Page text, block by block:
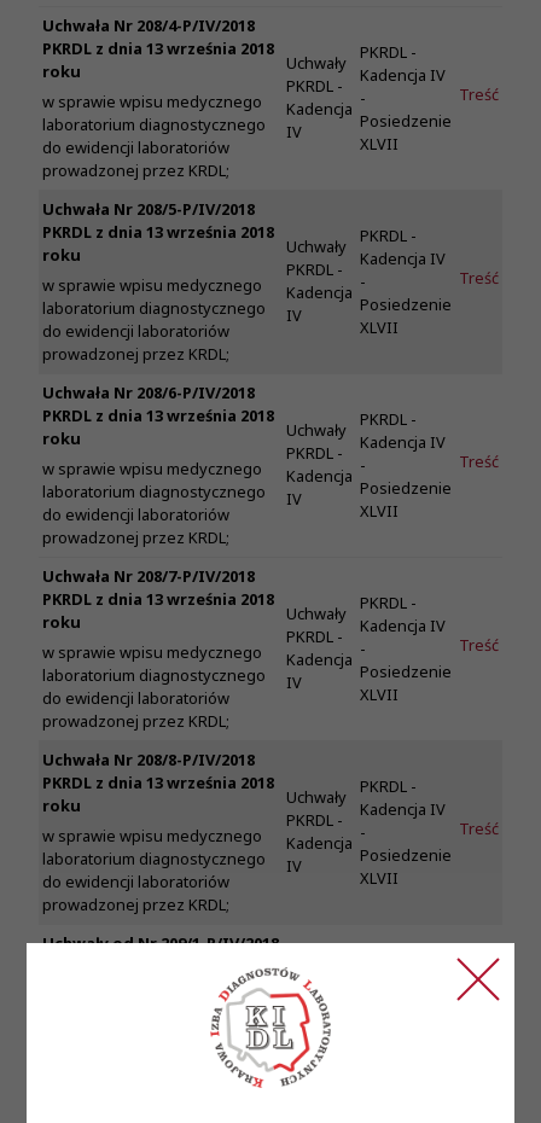
Uchwała Nr 208/4-P/IV/2018
PKRDL z dnia 13 września 2018
roku
w sprawie wpisu medycznego
laboratorium diagnostycznego
do ewidencji laboratoriów
prowadzonej przez KRDL;
Uchwały
PKRDL -
Kadencja
IV
PKRDL -
Kadencja IV
-
Posiedzenie
XLVII
Treść
Uchwała Nr 208/5-P/IV/2018
PKRDL z dnia 13 września 2018
roku
w sprawie wpisu medycznego
laboratorium diagnostycznego
do ewidencji laboratoriów
prowadzonej przez KRDL;
Uchwały
PKRDL -
Kadencja
IV
PKRDL -
Kadencja IV
-
Posiedzenie
XLVII
Treść
Uchwała Nr 208/6-P/IV/2018
PKRDL z dnia 13 września 2018
roku
w sprawie wpisu medycznego
laboratorium diagnostycznego
do ewidencji laboratoriów
prowadzonej przez KRDL;
Uchwały
PKRDL -
Kadencja
IV
PKRDL -
Kadencja IV
-
Posiedzenie
XLVII
Treść
Uchwała Nr 208/7-P/IV/2018
PKRDL z dnia 13 września 2018
roku
w sprawie wpisu medycznego
laboratorium diagnostycznego
do ewidencji laboratoriów
prowadzonej przez KRDL;
Uchwały
PKRDL -
Kadencja
IV
PKRDL -
Kadencja IV
-
Posiedzenie
XLVII
Treść
Uchwała Nr 208/8-P/IV/2018
PKRDL z dnia 13 września 2018
roku
w sprawie wpisu medycznego
laboratorium diagnostycznego
do ewidencji laboratoriów
prowadzonej przez KRDL;
Uchwały
PKRDL -
Kadencja
IV
PKRDL -
Kadencja IV
-
Posiedzenie
XLVII
Treść
Uchwały od Nr 209/1-P/IV/2018
do Nr 209/122-P/IV/2018 PKRDL
z dnia 13 września 2018 roku
w sprawie stwierdzenia Prawa
Diagnosty Laboratoryjnego i
Uchwały
PKRDL -
Kadencja
IV